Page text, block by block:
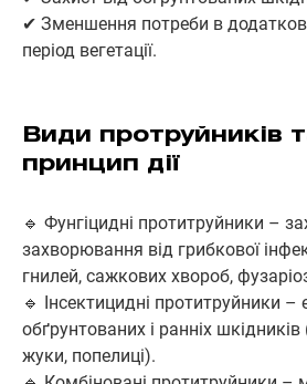
✔ Зменшення потреби в
період вегетації.
Види протруйників
принцип дії
🔹 Фунгіцидні протитруйники –
захворювання від грибкової
гнилей, сажкових хвороб,
🔹 Інсектицидні протитруйники –
обґрунтованих і ранніх шкідників
жуки, попелиці).